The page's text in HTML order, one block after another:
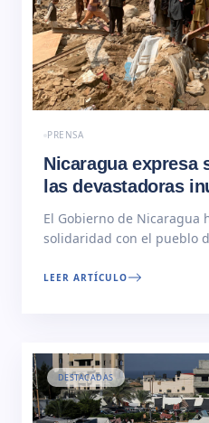
PRENSA
Nicaragua expresa
las devastadoras
Afganistán
El Gobierno de Nicaragua
solidaridad con el pueblo
devastación y pérdidas
Manos Estimado Hermano
LEER ARTÍCULO
DESTACADAS